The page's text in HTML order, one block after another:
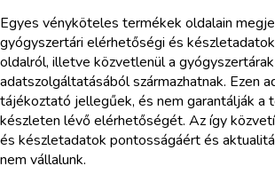
Egyes vényköteles termékek oldalain
gyógyszertári elérhetőségi és
oldalról, illetve közvetlenül a
adatszolgáltatásából származhatnak. Ezen
tájékoztató jellegűek, és nem garantálják a
készleten lévő elérhetőségét. Az így
és készletadatok pontosságáért és
nem vállalunk.